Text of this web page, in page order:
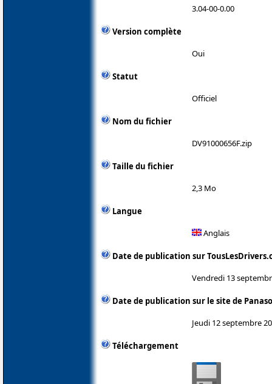
3.04-00-0.00
Version complète
Oui
Statut
Officiel
Nom du fichier
DV91000656F.zip
Taille du fichier
2,3 Mo
Langue
Anglais
Date de publication sur
Vendredi 13
Date de publication sur le site de
Jeudi 12 septembre
Téléchargement